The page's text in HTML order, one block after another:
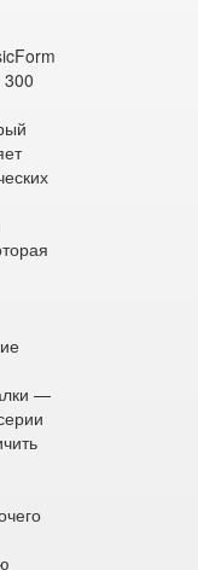
300
—